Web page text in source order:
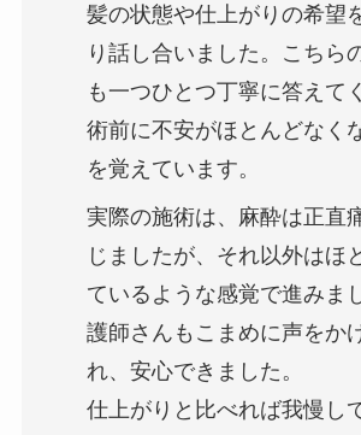
髪の状態や仕上がりの希望
り話し合いました。こちら
も一つひとつ丁寧に答えて
術前に不安がほとんどなく
を覚えています。
実際の施術は、麻酔は正直
じましたが、それ以外はほ
ているような感覚で進みま
護師さんもこまめに声をか
れ、安心できました。
仕上がりと比べれば我慢し